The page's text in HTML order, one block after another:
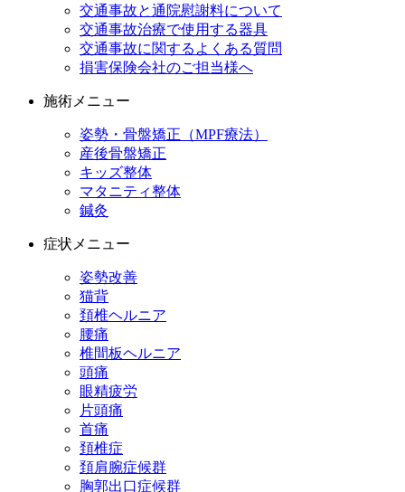
交通事故と通院慰謝料について
交通事故治療で使用する器具
交通事故に関するよくある質問
損害保険会社のご担当様へ
施術メニュー
姿勢・骨盤矯正（MPF療法）
産後骨盤矯正
キッズ整体
マタニティ整体
鍼灸
症状メニュー
姿勢改善
猫背
頚椎ヘルニア
腰痛
椎間板ヘルニア
頭痛
眼精疲労
片頭痛
首痛
頚椎症
頚肩腕症候群
胸郭出口症候群